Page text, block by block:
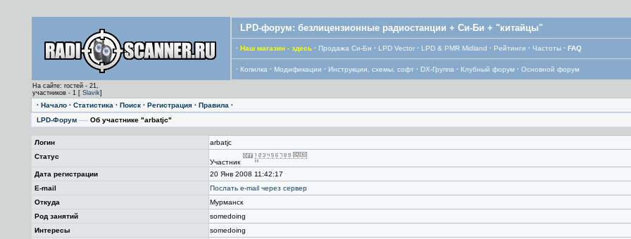
LPD-форум: безлицензионные радиостанции + Си-Би + "китайцы"
· Наш магазин - здесь · Продажа Си-Би · LPD Vector · LPD & PMR Midland · Рейтинги · Частоты · FAQ
· Копилка · Модификации · Инструкции, схемы, софт · DX-Группа · Клубный форум · Основной форум
На сайте: гостей - 21,
участников - 1 [ Slavik]
· Начало· Статистика · Поиск· Регистрация· Правила ·
LPD-Форум —›Об участнике "arbatjc"
Логин
arbatjc
Статус
Участник
Дата регистрации
20 Янв 2008 11:42:17
E-mail
Послать е-mail через сервер
Откуда
Мурманск
Род занятий
somedoing
Интересы
somedoing